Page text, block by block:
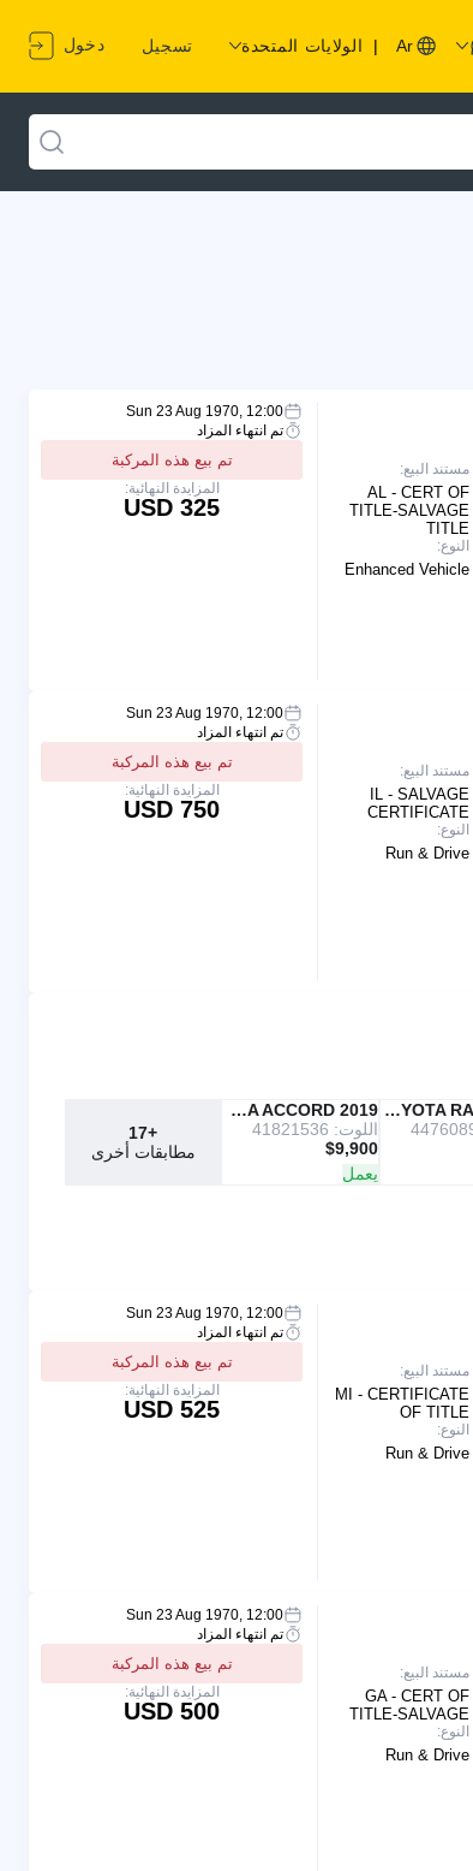
Ar
| الولايات المتحدة تسجيل دخول
مستند البيع:
AL - CERT OF
TITLE-SALVAGE
TITLE
النوع:
Enhanced Vehicle
Sun 23 Aug 1970, 12:00
تم انتهاء المزاد
تم بيع هذه المركبة
المزايدة النهائية:
325 USD
مستند البيع:
IL - SALVAGE
CERTIFICATE
النوع:
Run & Drive
Sun 23 Aug 1970, 12:00
تم انتهاء المزاد
تم بيع هذه المركبة
المزايدة النهائية:
750 USD
2020 TOYOTA RAV4
Copart
2019 HONDA ACCORD
اللوت: 41821536
$9,900
يعمل
+17
مطابقات أخرى
مستند البيع:
MI - CERTIFICATE
OF TITLE
النوع:
Run & Drive
Sun 23 Aug 1970, 12:00
تم انتهاء المزاد
تم بيع هذه المركبة
المزايدة النهائية:
525 USD
مستند البيع:
GA - CERT OF
TITLE-SALVAGE
النوع:
Run & Drive
Sun 23 Aug 1970, 12:00
تم انتهاء المزاد
تم بيع هذه المركبة
المزايدة النهائية:
500 USD